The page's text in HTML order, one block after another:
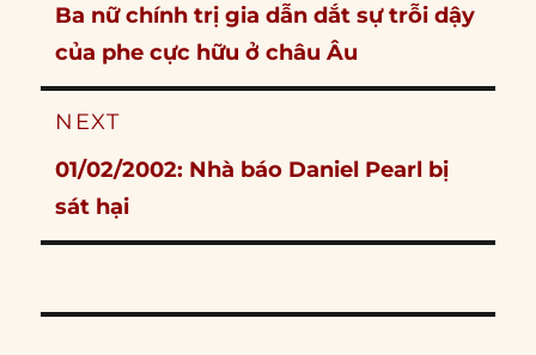
Previous
post:
Ba nữ chính trị gia dẫn dắt sự trỗi dậy
của phe cực hữu ở châu Âu
NEXT
Next
post:
01/02/2002: Nhà báo Daniel Pearl bị
sát hại